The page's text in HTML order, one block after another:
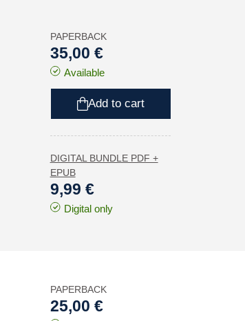
PAPERBACK
35,00 €
Available
Add to cart
DIGITAL BUNDLE PDF +
EPUB
9,99 €
Digital only
PAPERBACK
25,00 €